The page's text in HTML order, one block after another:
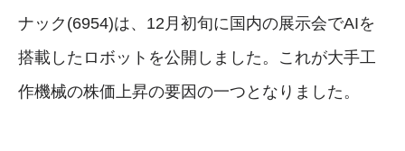
ナック(6954)は、12月初旬に国内の展示会でAIを
搭載したロボットを公開しました。これが大手工
作機械の株価上昇の要因の一つとなりました。